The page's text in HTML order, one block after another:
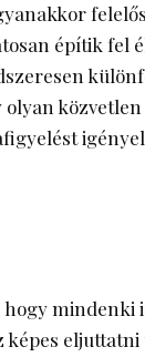
építik fel
olyan
mindenki